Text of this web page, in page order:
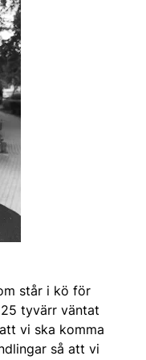
står i kö för
tyvärr väntat
vi ska komma
så att vi